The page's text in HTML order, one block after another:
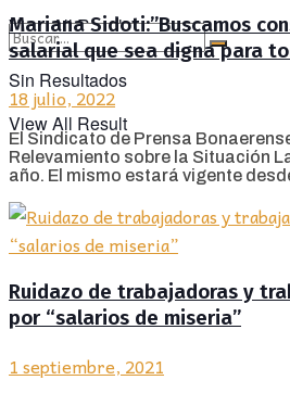
View All Result
Sin Resultados
View All Result
Mariana Sidoti:”Buscamos
salarial que sea digna para
18 julio, 2022
El Sindicato de Prensa
Relevamiento sobre la Situación
año. El mismo estará vigente
Ruidazo de trabajadoras y
por “salarios de miseria”
1 septiembre, 2021